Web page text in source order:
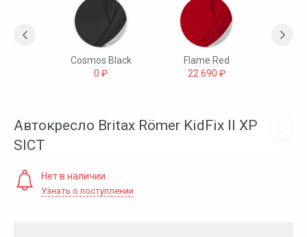
Cosmos Black
0 ₽
Flame Red
22 690 ₽
Автокресло Britax Römer KidFix II XP
SICT
Нет в наличии
Узнать о поступлении